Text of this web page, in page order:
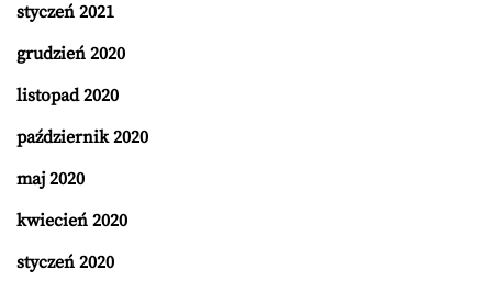
styczeń 2021
grudzień 2020
listopad 2020
październik 2020
maj 2020
kwiecień 2020
styczeń 2020